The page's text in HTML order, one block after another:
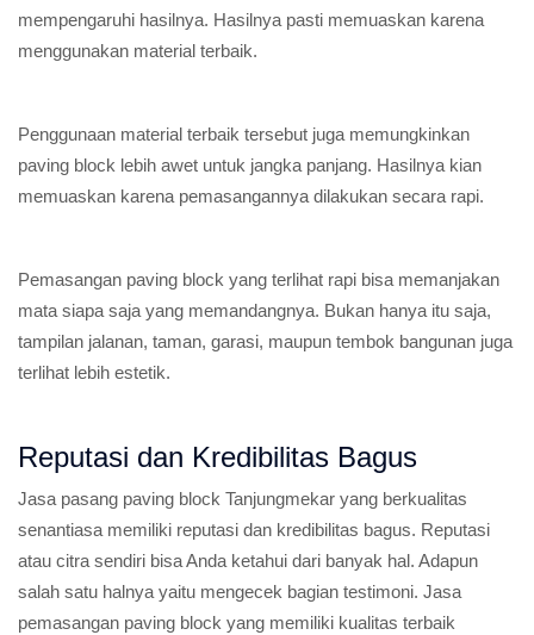
mempengaruhi hasilnya. Hasilnya pasti memuaskan karena
menggunakan material terbaik.
Penggunaan material terbaik tersebut juga memungkinkan
paving block lebih awet untuk jangka panjang. Hasilnya kian
memuaskan karena pemasangannya dilakukan secara rapi.
Pemasangan paving block yang terlihat rapi bisa memanjakan
mata siapa saja yang memandangnya. Bukan hanya itu saja,
tampilan jalanan, taman, garasi, maupun tembok bangunan juga
terlihat lebih estetik.
Reputasi dan Kredibilitas Bagus
Jasa pasang paving block Tanjungmekar yang berkualitas
senantiasa memiliki reputasi dan kredibilitas bagus. Reputasi
atau citra sendiri bisa Anda ketahui dari banyak hal. Adapun
salah satu halnya yaitu mengecek bagian testimoni. Jasa
pemasangan paving block yang memiliki kualitas terbaik